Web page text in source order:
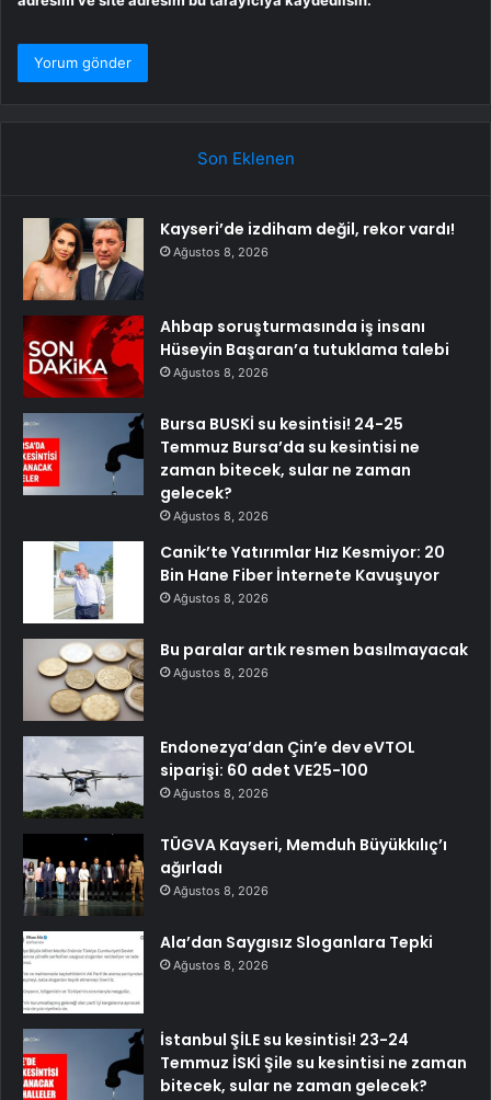
Son Eklenen
Kayseri’de izdiham değil, rekor vardı!
Ağustos 8, 2026
Ahbap soruşturmasında iş insanı
Hüseyin Başaran’a tutuklama talebi
Ağustos 8, 2026
Bursa BUSKİ su kesintisi! 24-25
Temmuz Bursa’da su kesintisi ne
zaman bitecek, sular ne zaman
gelecek?
Ağustos 8, 2026
Canik’te Yatırımlar Hız Kesmiyor: 20
Bin Hane Fiber İnternete Kavuşuyor
Ağustos 8, 2026
Bu paralar artık resmen basılmayacak
Ağustos 8, 2026
Endonezya’dan Çin’e dev eVTOL
siparişi: 60 adet VE25-100
Ağustos 8, 2026
TÜGVA Kayseri, Memduh Büyükkılıç’ı
ağırladı
Ağustos 8, 2026
Ala’dan Saygısız Sloganlara Tepki
Ağustos 8, 2026
İstanbul ŞİLE su kesintisi! 23-24
Temmuz İSKİ Şile su kesintisi ne zaman
bitecek, sular ne zaman gelecek?